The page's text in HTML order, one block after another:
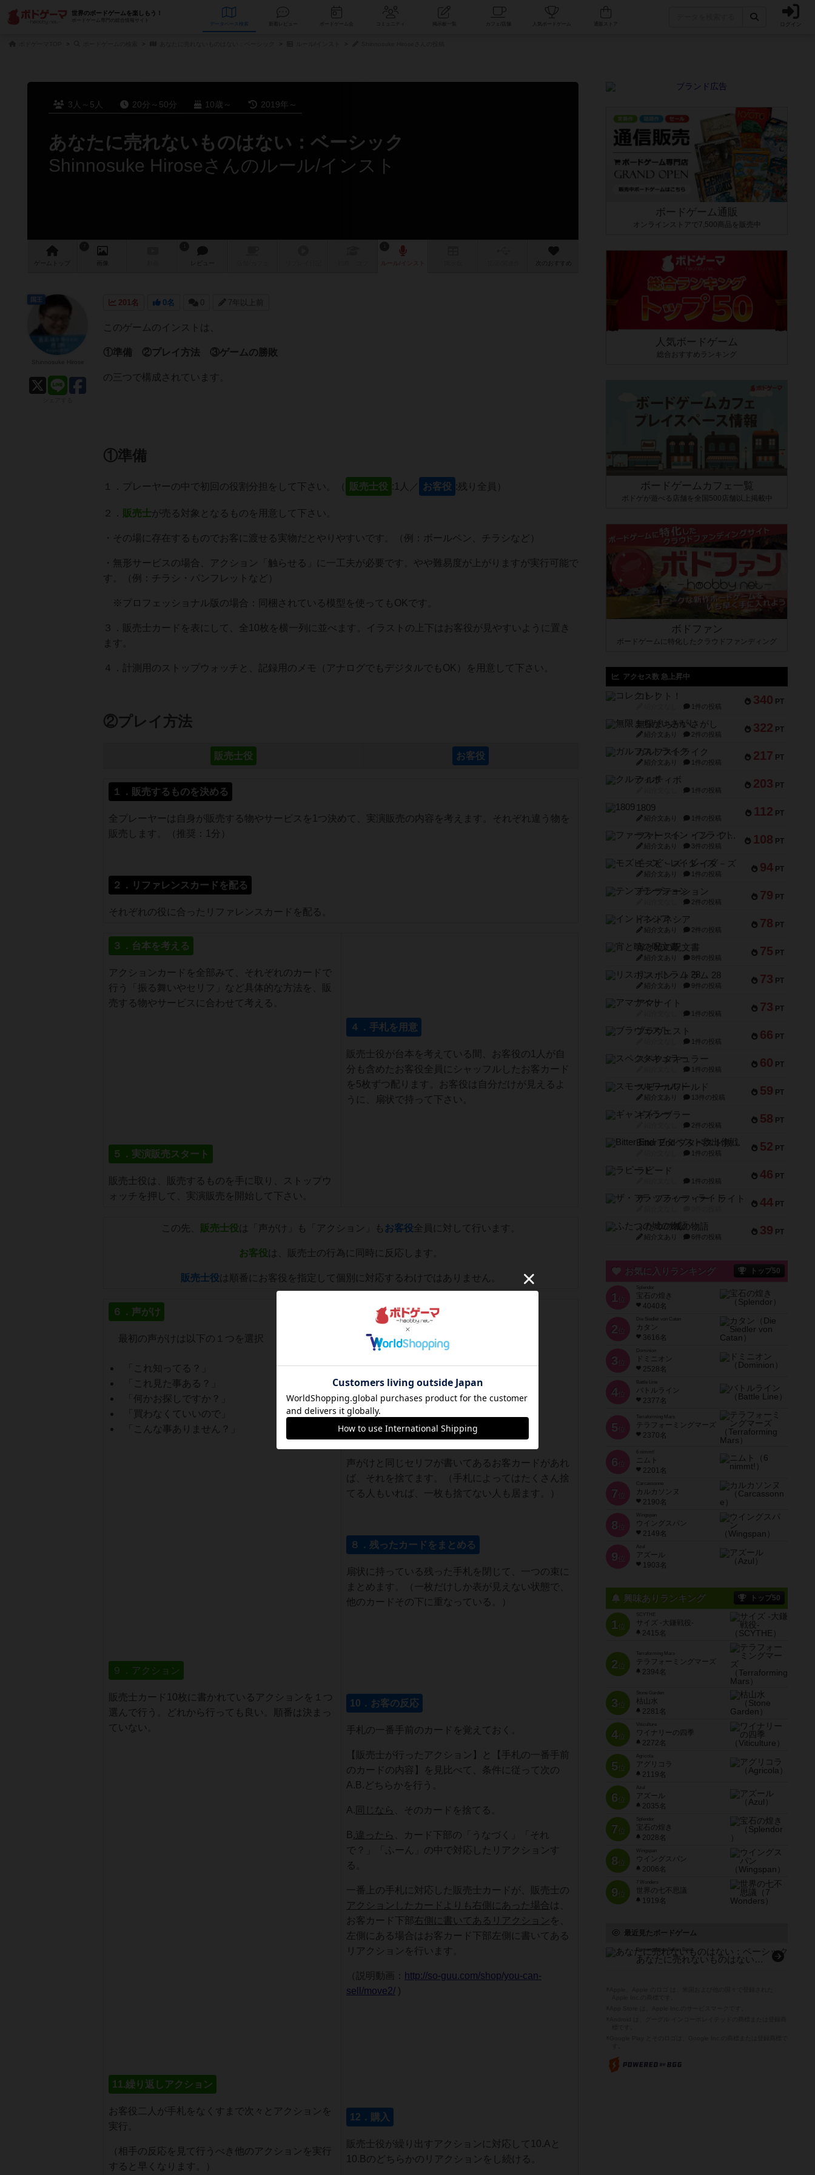
世界のボードゲームを楽しもう！
ボードゲーム専門の総合情報サイト
データベース コミュニティ 人気ボードゲーム ログイン
3人～5人 20分～50分 10歳～ 2019年～
あなたに売れないものはない：ベーシック
Shinnosuke Hiroseさんのルール/インスト
ゲーム 画像 レビュー 次のおすすめ
201名 0名 0 7年以上前
このゲームのインストは、
①準備 ②プレイ方法 ③ゲームの勝敗
の三つで構成されています。
①準備
１．プレーヤーの中で初回の役割分担をして下さい。（ 販売士役 :1人／ お客役 :残り全員）
２． 販売士が売る対象となるものを用意して下さい。
・その場に存在するものでお客に渡せる実物だとやりやすいです。（例：ボールペン、チラシなど）
・無形サービスの場合、アクション「触らせる」に一工夫が必要です。やや難易度が上がりますが実行可能で
す。（例：チラシ・パンフレットなど）
※プロフェッショナル版の場合：同梱されている模型を使ってもOKです。
３．販売士カードを表にして、全10枚を横一列に並べます。イラストの上下はお客役が見やすいように置き
ます。
４．計測用のストップウォッチと、記録用のメモ（アナログでもデジタルでもOK）を用意して下さい。
②プレイ方法
販売士役 お客役
１．販売するものを決める
全プレーヤーは自身が販売する物やサービスを1つ決めて、実演販売の内容を考えます。それぞれ違う物を
販売します。（推奨：1分）
２．リファレンスカードを配る
それぞれの役に合ったリファレンスカードを配る。
３．台本を考える
アクションカードを全部みて、それぞれのカードで
行う「振る舞いやセリフ」など具体的な方法を、販
売する物やサービスに合わせて考える。
５．実演販売スタート
販売士役は、販売するものを手に取り、ストップウ
ォッチを押して、実演販売を開始して下さい。
４．手札を用意
販売士役が台本を考えている間、お客役の1人が自
分も含めたお客役全員にシャッフルしたお客カード
を5枚ずつ配ります。お客役は自分だけが見えるよ
うに、扇状で持って下さい。
この先、 販売士役は「声がけ」も「アクション」も お客役全員に対して行います。
お客役は、販売士の行為に同時に反応します。
販売士役は順番にお客役を指定して個別に対応するわけではありません。
６．声がけ
最初の声がけは以下の１つを選択
「これ知ってる？」
「これ見た事ある？」
「何かお探しですか？」
「買わなくていいので」
「こんな事ありません？」
９．アクション
販売士カード10枚に書かれているアクションを１つ
選んで行う。どれから行っても良い。順番は決まっ
ていない。
11.繰り返しアクション
お客役二人が手札をなくすまで次々とアクションを
実行。
（相手の反応を見て行うべき他のアクションを実行
すると早くなります。）
声がけと同じセリフが書いてあるお客カードがあれ
ば、それを捨てます。（手札によってはたくさん捨
てる人もいれば、一枚も捨てない人も居ます。）
８．残ったカードをまとめる
扇状に持っている残った手札を閉じて、一つの束に
まとめます。（一枚だけしか表が見えない状態で、
他のカードその下に重なっている。）
10．お客の反応
手札の一番手前のカードを覚えておく。
【販売士が行ったアクション】と【手札の一番手前
のカードの内容】を見比べて、条件に従って次の
A.B.どちらかを行う。
A. 同じなら 、そのカードを捨てる。
B .違ったら
、カード下部の「うなづく」「それ
で？」「ふーん」の中で対応したリアクションす
る。
一番上の手札に対応した販売士カードが、販売士の
アクションしたカード よりも右側にあった場合は、
お客カード下部右側に書いてあるリアクション を、
左側にある場合はお客カード下部左側に書いてある
リアクションを行います。
（説明動画：
http://so-guu.com/shop/you-can-
sell/move2/ )
12．購入
販売士役が繰り出すアクションに対応して10.Aと
10.Bのどちらかのリアクションをし続ける。
国王
ボードゲーム通販
オンラインストアで7,500商品を販売中
人気ボードゲーム
総合おすすめランキング
ボードゲームカフェ一覧
ボドゲが遊べる店舗を全国500店舗以上掲載中
ボドファン
ボードゲームに特化したクラウドファンディング
アクセス数 急上昇中
340 PT
コレクト！
1件の投稿
322 PT
無限まちがいさがし
紹介文あり 2件の投稿
217 PT
ガルフストライク
紹介文あり 1件の投稿
203 PT
クルティボ
1件の投稿
112 PT
1809
紹介文あり 1件の投稿
108 PT
ファースト・イン・フライト
紹介文あり 3件の投稿
94 PT
モズビ－ズ・レイダ－ズ
紹介文あり 1件の投稿
79 PT
テンプテーション
2件の投稿
78 PT
インドネシア
紹介文あり 2件の投稿
75 PT
宵と暁の呪文書
紹介文あり 8件の投稿
73 PT
リスボン・トラム 28
紹介文あり 9件の投稿
73 PT
アマナイト
1件の投稿
66 PT
ブラヴェスト
1件の投稿
60 PT
スペクタキュラー
1件の投稿
59 PT
スモールワールド
紹介文あり 13件の投稿
58 PT
ギャンブラー
2件の投稿
52 PT
Bitter End ブタペスト救出作戦
1件の投稿
46 PT
ラピード
1件の投稿
44 PT
ザ・フラッフィー・ライト
39 PT
ふたつの城の物語
紹介文あり 6件の投稿
お気に入りランキング トップ50
1 位
宝石の煌き
4040名
2 位
Die Siedler von Catan
カタン
3616名
3 位
ドミニオン
2528名
4位
Battle Line
バトルライン
2377名
5 位
Terraforming Mars
テラフォーミングマーズ
2370名
6 位
ニムト
2201名
7 位
Carcassonne
カルカソンヌ
2190名
8 位
Wingspan
ウイングスパン
2149名
9 位
Azul
アズール
1903名
興味ありランキング トップ50
1位
SCYTHE
サイズ -大鎌戦役-
2415名
2位
Terraforming Mars
テラフォーミングマーズ
2394名
3位
Stone Garden
枯山水
2281名
4位
Viticulture
ワイナリーの四季
2272名
5位
Agricola
アグリコラ
2119名
6位
Azul
アズール
2035名
7位
宝石の煌き
2028名
8位
Wingspan
ウイングスパン
2006名
9位
7 Wonders
世界の七不思議
1919名
最近見たボードゲーム
Demonstration Seller: Basic
あなたに売れないものはない：ベーシック